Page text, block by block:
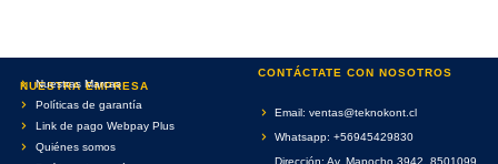
NUESTRA EMPRESA
Nuestras Marcas
Políticas de garantía
Link de pago Webpay Plus
Quiénes somos
CONTÁCTATE CON NOSOTROS
Email: ventas@teknokont.cl
Whatsapp: +56945429830
Dirección: Av. Mapocho 3942, 8501099